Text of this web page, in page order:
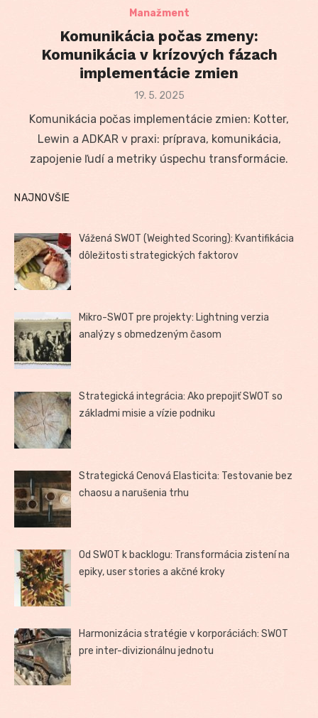
Manažment
Komunikácia počas zmeny:
Komunikácia v krízových fázach
implementácie zmien
Posted
19. 5. 2025
Komunikácia počas implementácie zmien: Kotter,
Lewin a ADKAR v praxi: príprava, komunikácia,
zapojenie ľudí a metriky úspechu transformácie.
NAJNOVŠIE
Vážená SWOT (Weighted Scoring): Kvantifikácia
dôležitosti strategických faktorov
Mikro-SWOT pre projekty: Lightning verzia
analýzy s obmedzeným časom
Strategická integrácia: Ako prepojiť SWOT so
základmi misie a vízie podniku
Strategická Cenová Elasticita: Testovanie bez
chaosu a narušenia trhu
Od SWOT k backlogu: Transformácia zistení na
epiky, user stories a akčné kroky
Harmonizácia stratégie v korporáciách: SWOT
pre inter-divizionálnu jednotu